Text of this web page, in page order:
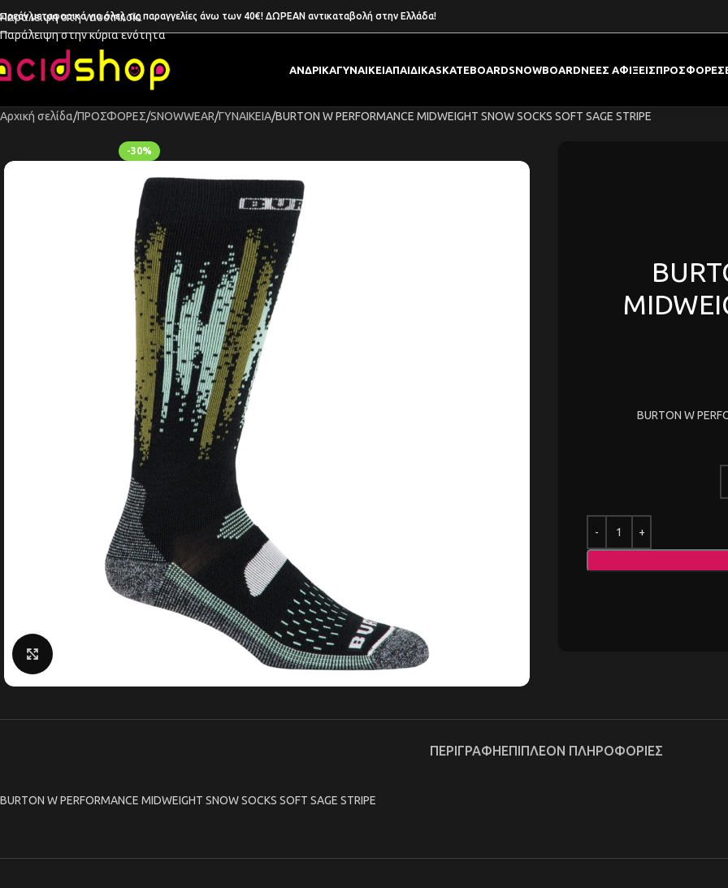
Παράλειψη στη ναυσιπλοΐα
Παράλειψη στην κύρια ενότητα
μεταφορικά για όλες τις παραγγελίες άνω των 40€! ΔΩΡΕΑΝ αντικαταβολή στην Ελλάδα!
ΑΝΔΡΙΚΑΓΥΝΑΙΚΕΙΑΠΑΙΔΙΚΑSKATEBOARDSNOWBOARDΝΕΕΣ ΑΦΙΞΕΙΣΠΡΟΣΦΟΡΕΣ
Αρχική σελίδα ΠΡΟΣΦΟΡΕΣ SNOWWEAR ΓΥΝΑΙΚΕΙΑ BURTON W PERFORMANCE MIDWEIGHT SNOW SOCKS SOFT SAGE STRIPE
-30%
BURTON W
ΠΕΡΙΓΡΑΦΉΕΠΙΠΛΈΟΝ ΠΛΗΡΟΦΟΡΊΕΣ
BURTON W PERFORMANCE MIDWEIGHT SNOW SOCKS SOFT SAGE STRIPE